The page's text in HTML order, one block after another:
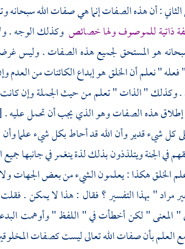
: أن هذه الصفات إنما هي صفات الله سبحانه
ذاتية للموصوف ولها خصائص وكذلك الوجه .
هو المستحق لجميع هذه الصفات . وليس
" نعلم أن الخلق هو إبداع الكائنات من العدم
وكذلك " الذات " تعلم من حيث الجملة وإن كانت
هذه الصفات وهو الذي يجب أن تحمل عليه .
كل شيء قدير وأن الله قد أحاط بكل شيء علما
في الجنة ويتلذذون بذلك لذة ينغمر في جانبها
الخلق هكذا : يعلمون الشيء من بعض الجهات
مراد " بهذا التفسير ؟ فقال : هذا لا يمكن .
المعنى " لكن أخطأت في " اللفظ " وأوهمت
العلم بأن صفات الله تعالى ليست كصفات